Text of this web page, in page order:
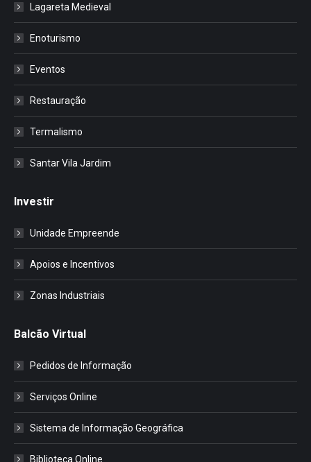
Lagareta Medieval
Enoturismo
Eventos
Restauração
Termalismo
Santar Vila Jardim
Investir
Unidade Empreende
Apoios e Incentivos
Zonas Industriais
Balcão Virtual
Pedidos de Informação
Serviços Online
Sistema de Informação Geográfica
Biblioteca Online